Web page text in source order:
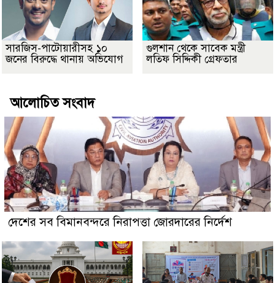
সারজিস-পাটোয়ারীসহ ১০
জনের বিরুদ্ধে থানায় অভিযোগ
গুলশান থেকে সাবেক মন্ত্রী
লতিফ সিদ্দিকী গ্রেফতার
আলোচিত সংবাদ
দেশের সব বিমানবন্দরে নিরাপত্তা জোরদারের নির্দেশ